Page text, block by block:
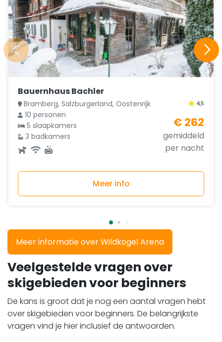
Bauernhaus Bachler
Bramberg, Salzburgerland, Oostenrijk 4,5
10 personen
5 slaapkamers
3 badkamers
€ 262
gemiddeld
per nacht
Meer info
Meer informatie over Wildkogel Arena
Veelgestelde vragen over
skigebieden voor beginners
De kans is groot dat je nog een aantal vragen hebt
over skigebieden voor beginners. De belangrijkste
vragen vind je hier inclusief de antwoorden.